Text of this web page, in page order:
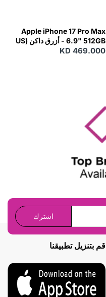
Apple iPhone 17 Pro Max
6.9" 512GB - أزرق داكن (US
Variant)
KD 469.000
اشترك
قم بتنزيل تطبيقنا